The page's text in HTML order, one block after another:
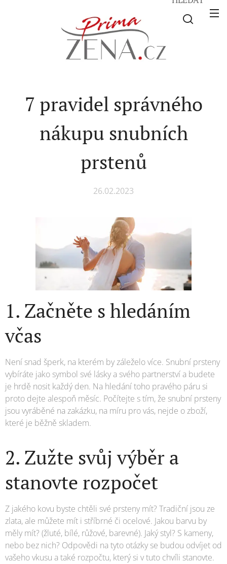
7 pravidel správného
nákupu snubních
prstenů
26.02.2023
1. Začněte s hledáním
včas
Není snad šperk, na kterém by záleželo více. Snubní prsteny
vybíráte jako symbol své lásky a svého partnerství a budete
je hrdě nosit každý den. Na hledání toho pravého páru si
proto dejte alespoň měsíc. Počítejte s tím, že snubní prsteny
jsou vyráběné na zakázku, na míru pro vás, nejde o zboží,
které je běžně skladem.
2. Zužte svůj výběr a
stanovte rozpočet
Z jakého kovu byste chtěli své prsteny mít? Tradiční jsou ze
zlata, ale můžete mít i stříbrné či ocelové. Jakou barvu by
měly mít? (žluté, bílé, růžové, barevné). Jaký styl? S kameny,
nebo bez nich? Odpovědi na tyto otázky se budou odvíjet od
vašeho vkusu a také rozpočtu, který si v tuto chvíli stanovte.